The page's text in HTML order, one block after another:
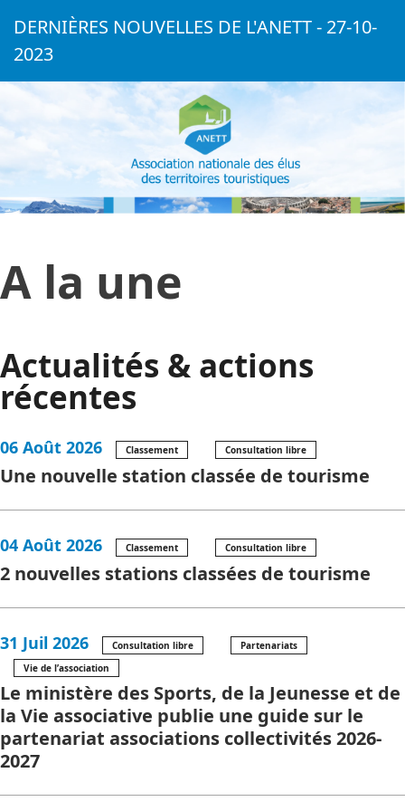
DERNIÈRES NOUVELLES DE L'ANETT - 27-10-
2023
A la une
Actualités & actions
récentes
06 Août 2026 Classement Consultation libre
Une nouvelle station classée de tourisme
04 Août 2026 Classement Consultation libre
2 nouvelles stations classées de tourisme
31 Juil 2026 Consultation libre
Partenariats
Vie de l’association
Le ministère des Sports, de la Jeunesse et de
la Vie associative publie une guide sur le
partenariat associations collectivités 2026-
2027